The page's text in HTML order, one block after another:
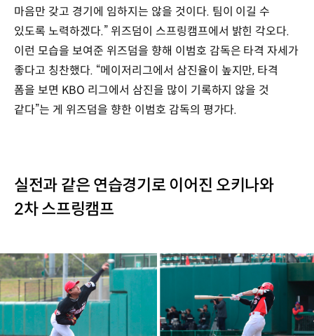
마음만 갖고 경기에 임하지는 않을 것이다. 팀이 이길 수
있도록 노력하겠다.” 위즈덤이 스프링캠프에서 밝힌 각오다.
이런 모습을 보여준 위즈덤을 향해 이범호 감독은 타격 자세가
좋다고 칭찬했다. “메이저리그에서 삼진율이 높지만, 타격
폼을 보면 KBO 리그에서 삼진을 많이 기록하지 않을 것
같다”는 게 위즈덤을 향한 이범호 감독의 평가다.
실전과 같은 연습경기로 이어진 오키나와
2차 스프링캠프